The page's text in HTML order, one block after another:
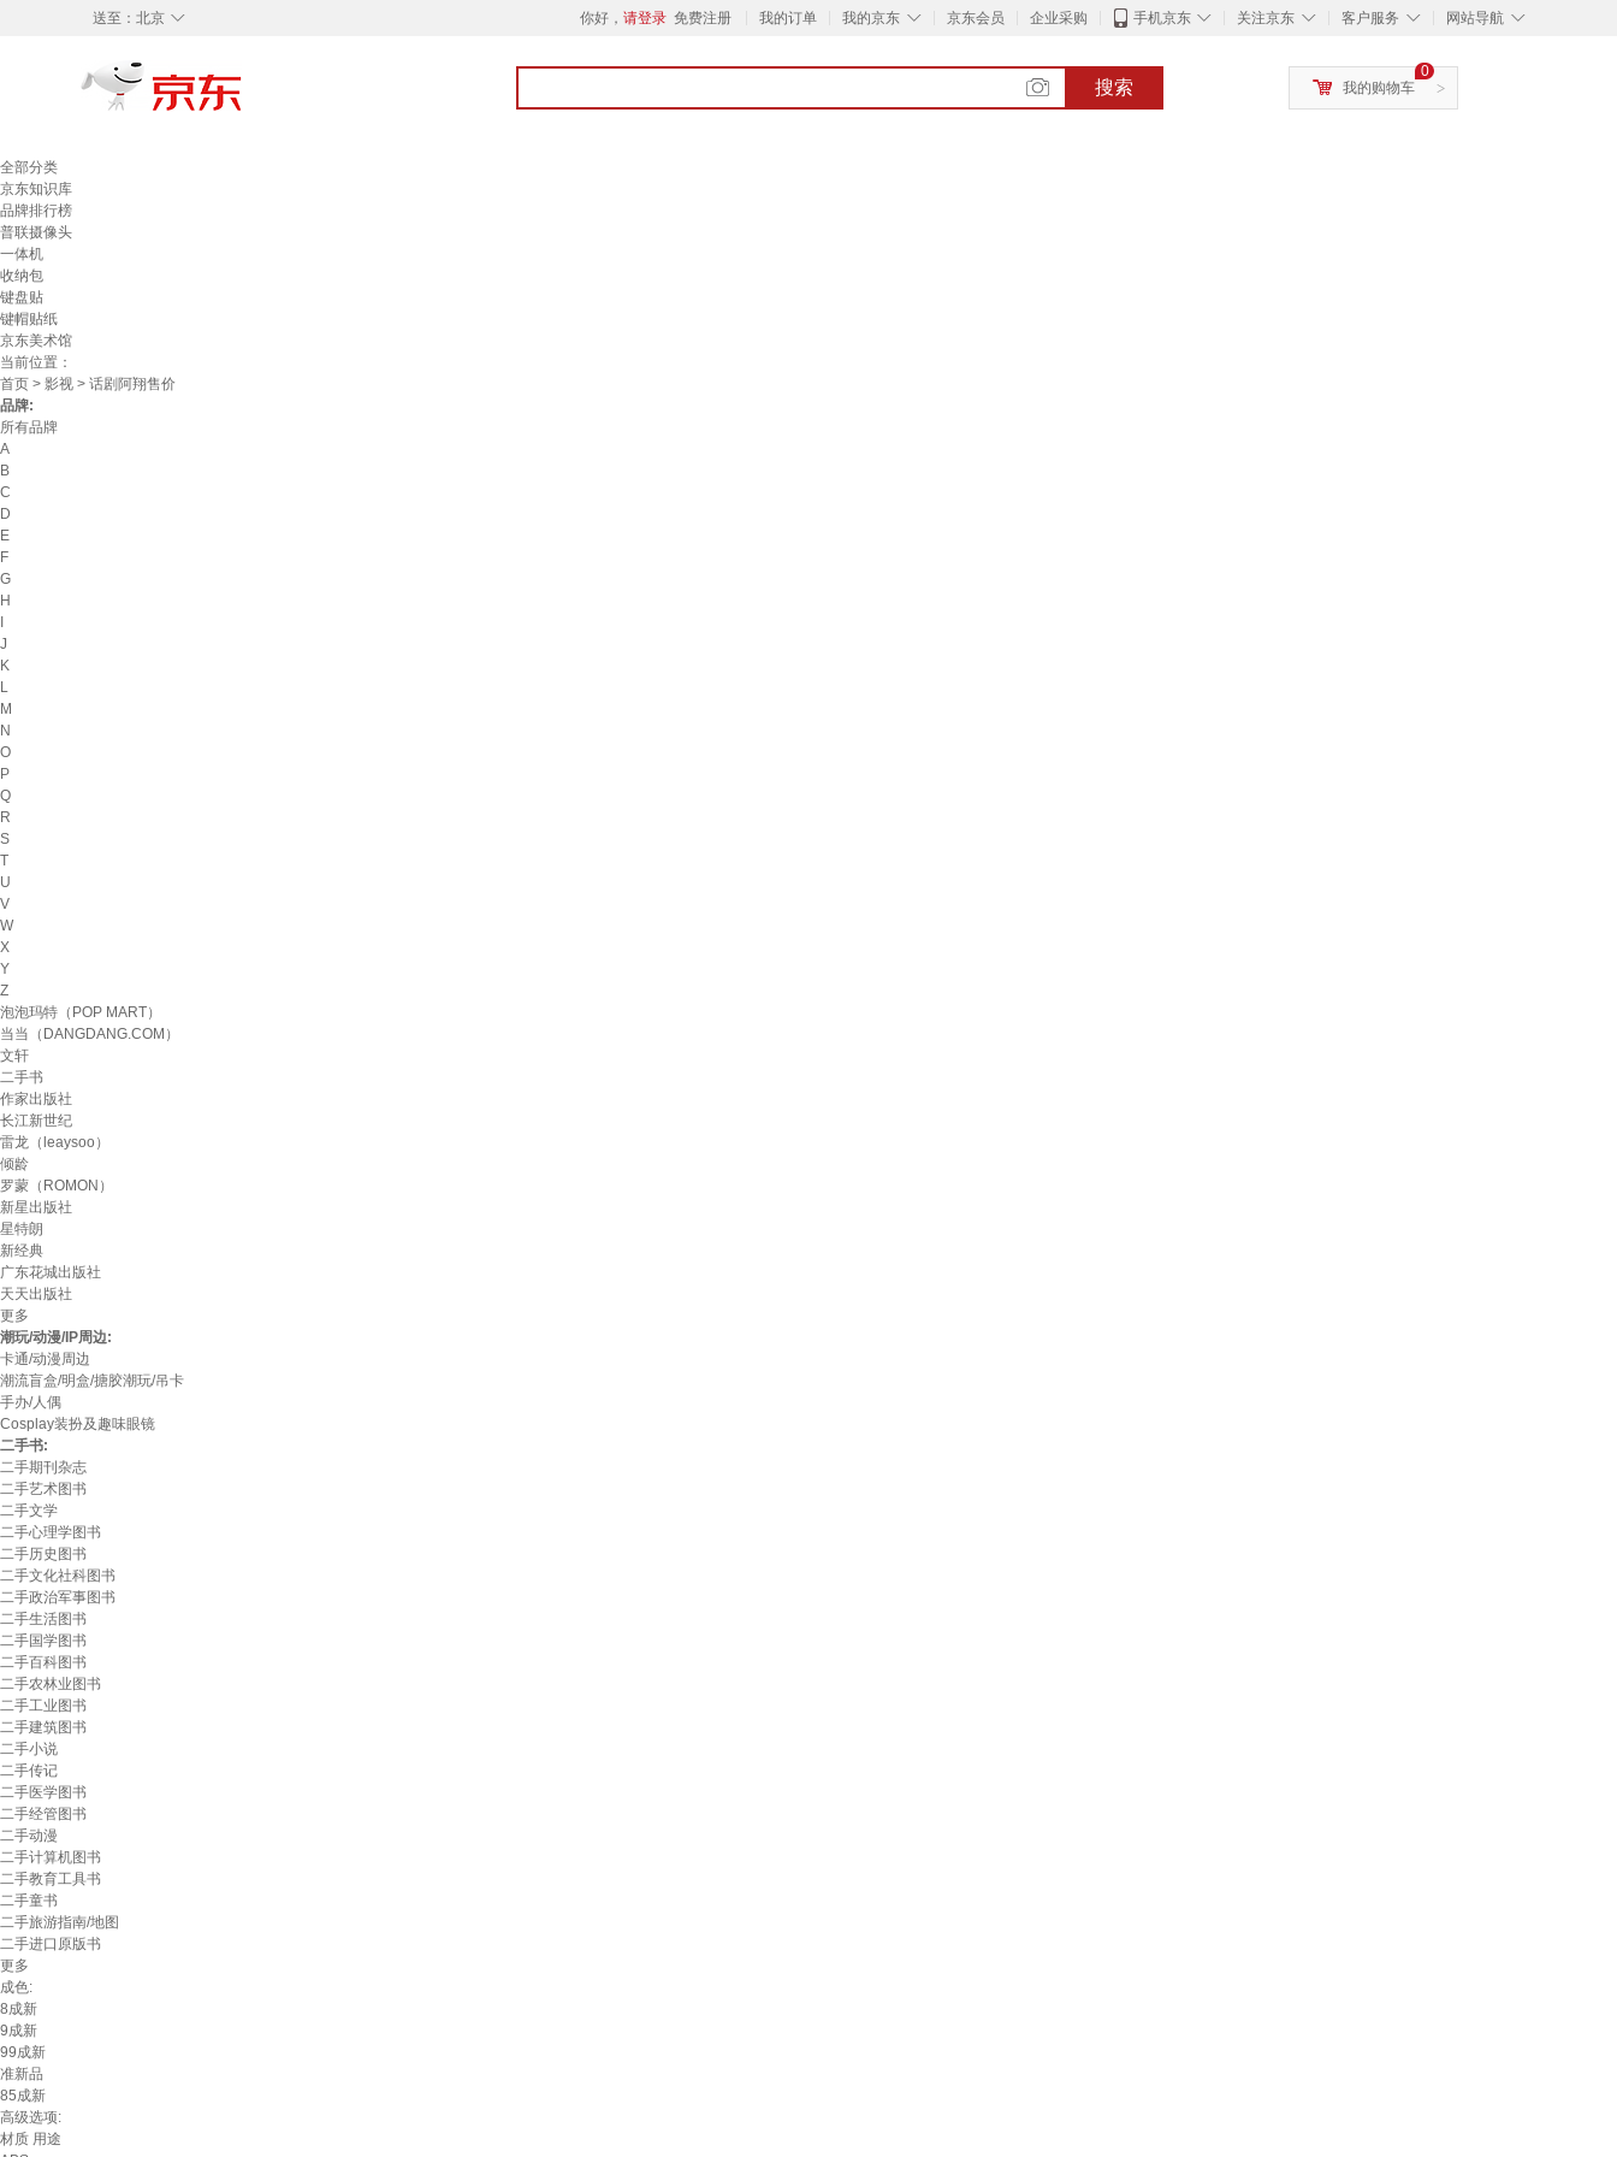
◇
送至： 北京 你好， 请登录 免费注册 我的订单 ◇
我的京东 京东会员 企业采购 ◇
手机京东 ◇
关注京东 ◇
客户服务 ◇
网站导航
搜索 >
0
我的购物车
全部分类
京东知识库
品牌排行榜
普联摄像头
一体机
收纳包
键盘贴
键帽贴纸
京东美术馆
当前位置：
首页 > 影视 > 话剧阿翔售价
品牌:
所有品牌
A
B
C
D
E
F
G
H
J
K
L
M
N
O
P
Q
R
S
T
U
V
W
X
Y
Z
泡泡玛特（POP MART）
当当（DANGDANG.COM）
文轩
二手书
作家出版社
长江新世纪
雷龙（leaysoo）
倾龄
罗蒙（ROMON）
新星出版社
星特朗
新经典
广东花城出版社
天天出版社
更多
潮玩/动漫/IP周边:
卡通/动漫周边
潮流盲盒/明盒/搪胶潮玩/吊卡
手办/人偶
Cosplay装扮及趣味眼镜
二手书:
二手期刊杂志
二手艺术图书
二手文学
二手心理学图书
二手历史图书
二手文化社科图书
二手政治军事图书
二手生活图书
二手国学图书
二手百科图书
二手农林业图书
二手工业图书
二手建筑图书
二手小说
二手传记
二手医学图书
二手经管图书
二手动漫
二手计算机图书
二手教育工具书
二手童书
二手旅游指南/地图
二手进口原版书
更多
成色:
8成新
9成新
99成新
准新品
85成新
高级选项:
材质 用途